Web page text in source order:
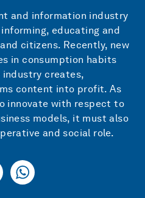
and information industry
educating and
citizens. Recently, new
in consumption habits
industry creates,
content into profit. As
innovate with respect to
models, it must also
and social role.